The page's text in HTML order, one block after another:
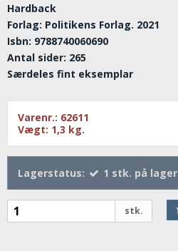
Hardback
Forlag: Politikens Forlag. 2021
Isbn: 9788740060690
Antal sider: 265
Særdeles fint eksemplar
Varenr.: 62611
Vægt: 1,3 kg.
Lagerstatus: 1 stk. på lager
stk.